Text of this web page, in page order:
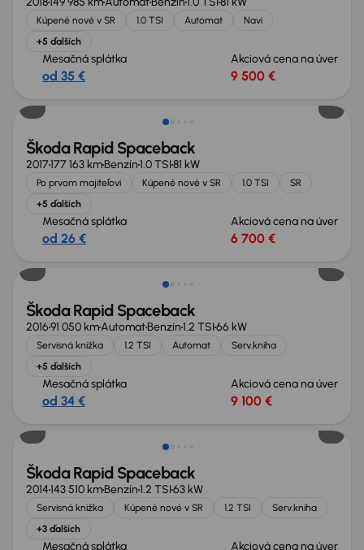
Kúpené nové v SR 1.0 TSI Automat
Navi
+5 ďalších
Mesačná splátka
od 35 €
Akciová cena na úver
9 500 €
Nové v ponuke
Škoda Rapid Spaceback
2017177 163 kmBenzín1.0 TSI81 kW
Po prvom majiteľovi Kúpené nové v SR 1.0 TSI
SR
+5 ďalších
Mesačná splátka
od 26 €
Akciová cena na úver
6 700 €
Nové v ponuke
Škoda Rapid Spaceback
201691 050 kmAutomatBenzín1.2 TSI66 kW
Servisná knižka 1.2 TSI Automat
Serv.kniha
+5 ďalších
Mesačná splátka
od 34 €
Akciová cena na úver
9 100 €
Škoda Rapid Spaceback
2014143 510 kmBenzín1.2 TSI63 kW
Servisná knižka Kúpené nové v SR 1.2 TSI
Serv.kniha
+3 ďalších
Mesačná splátka Akciová cena na úver